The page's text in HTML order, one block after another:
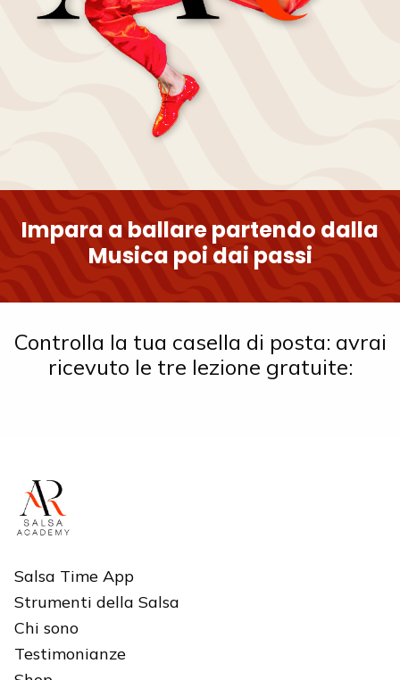
Impara a ballare partendo dalla
Musica poi dai passi
Controlla la tua casella di posta: avrai
ricevuto le tre lezione gratuite:
Salsa Time App
Strumenti della Salsa
Chi sono
Testimonianze